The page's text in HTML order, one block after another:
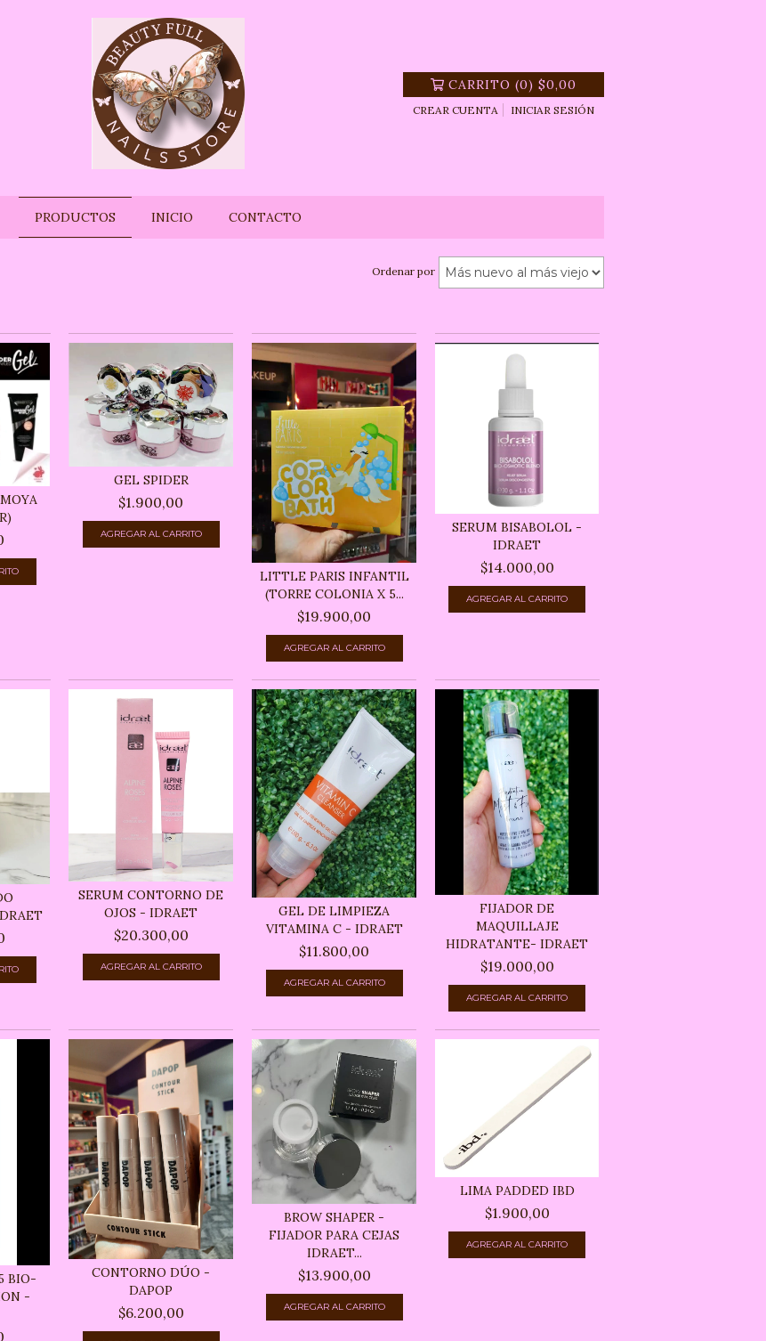
CARRITO (0)$0,00
CREAR CUENTA INICIAR SESIÓN
PRODUCTOS INICIO CONTACTO
Ordenar por
GEL SPIDER
$1.900,00
LITTLE PARIS INFANTIL
(TORRE COLONIA X 5...
$19.900,00
AGREGAR AL CARRITO
SERUM BISABOLOL -
IDRAET
$14.000,00
SERUM CONTORNO DE
OJOS - IDRAET
$20.300,00
GEL DE LIMPIEZA
VITAMINA C - IDRAET
$11.800,00
FIJADOR DE
MAQUILLAJE
HIDRATANTE- IDRAET
$19.000,00
BIO-
-
CONTORNO DÚO -
DAPOP
$6.200,00
BROW SHAPER -
FIJADOR PARA CEJAS
IDRAET...
$13.900,00
LIMA PADDED IBD
$1.900,00